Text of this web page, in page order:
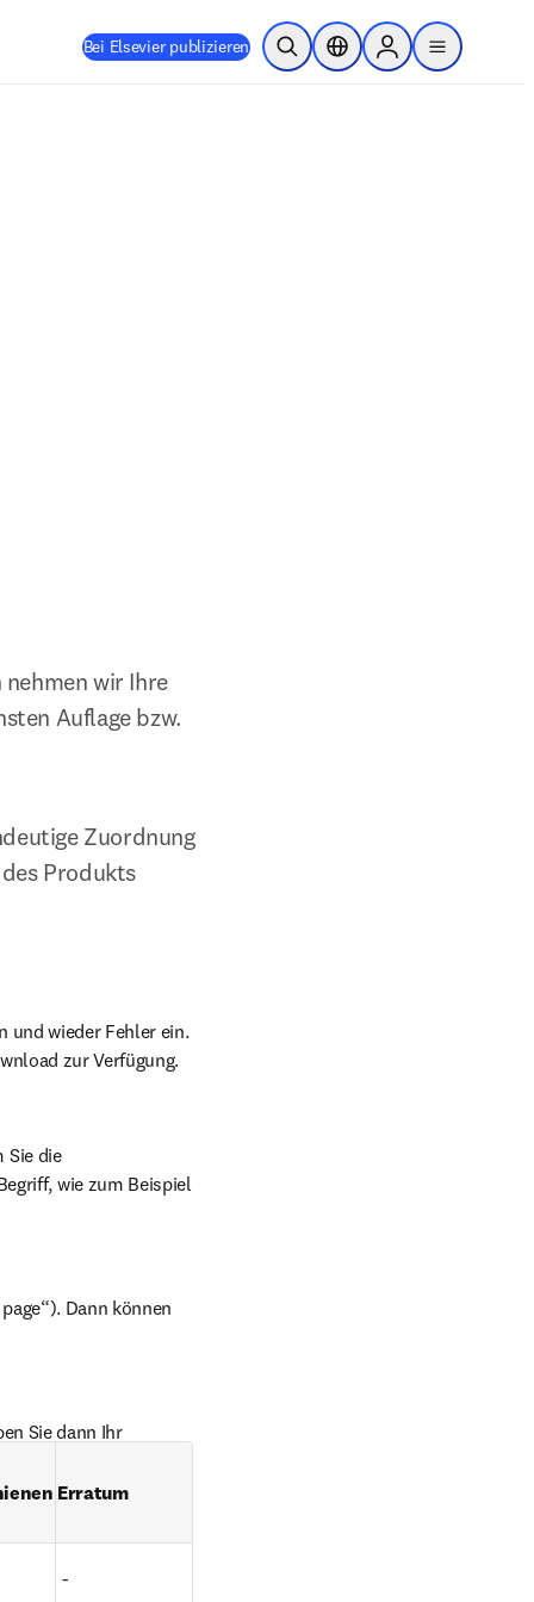
Bei Elsevier publizieren Suche öffnenStandortauswahl
Sign in to products
menu
wir Ihre
Auflage bzw.
Zuordnung
Produkts
und wieder Fehler ein.
zur Verfügung.
ganz einfach durchsuchen, indem Sie die
wie zum Beispiel
Dann können
Sie dann Ihr
Erratum
-